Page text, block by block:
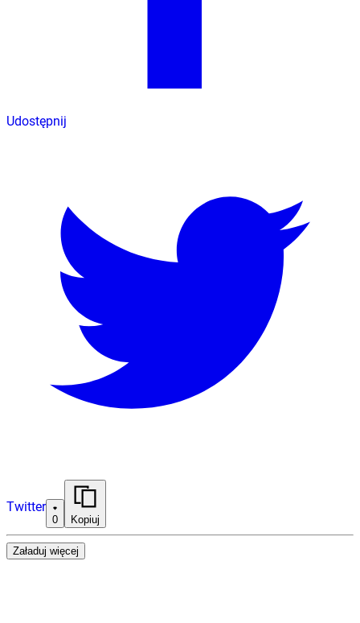
Udostępnij
Twitter
0 Kopiuj
Załaduj więcej